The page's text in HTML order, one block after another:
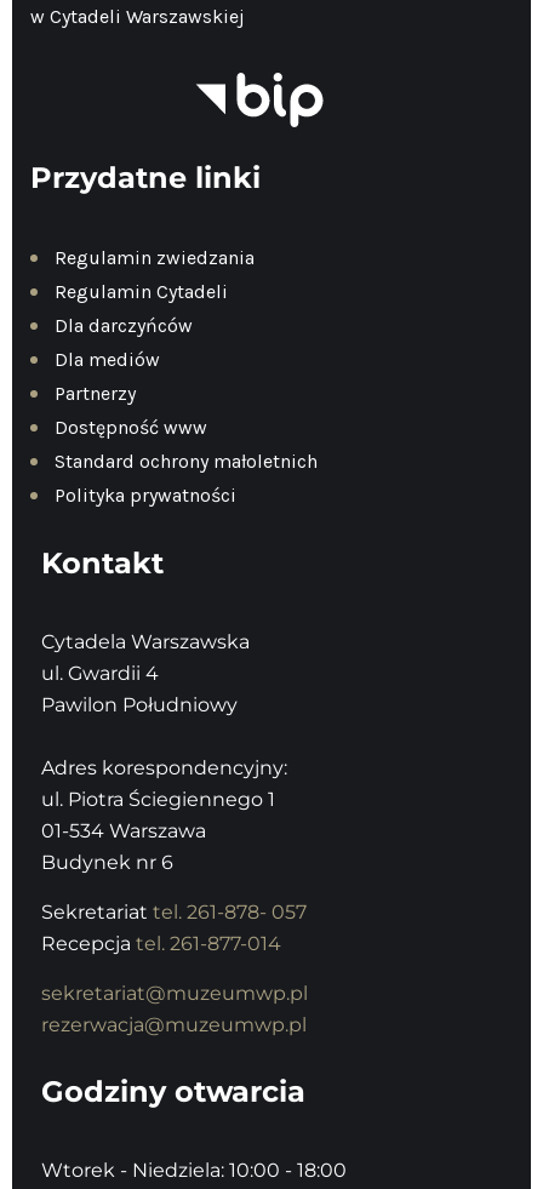
w Cytadeli Warszawskiej
Przydatne linki
Regulamin zwiedzania
Regulamin Cytadeli
Dla darczyńców
Dla mediów
Partnerzy
Dostępność www
Standard ochrony małoletnich
Polityka prywatności
Kontakt
Cytadela Warszawska
ul. Gwardii 4
Pawilon Południowy
Adres korespondencyjny:
ul. Piotra Ściegiennego 1
01-534 Warszawa
Budynek nr 6
Sekretariat tel. 261-878- 057
Recepcja tel. 261-877-014
sekretariat@muzeumwp.pl
rezerwacja@muzeumwp.pl
Godziny otwarcia
Wtorek - Niedziela: 10:00 - 18:00